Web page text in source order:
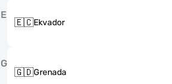
E
🇪🇨Ekvador
G
🇬🇩Grenada